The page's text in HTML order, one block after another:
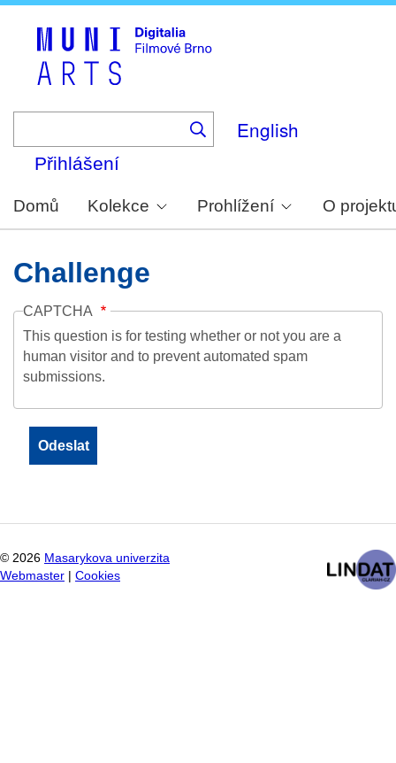
English
Přihlášení
Domů Kolekce Prohlížení O
Challenge
CAPTCHA
This question is for testing whether or not you are a
human visitor and to prevent automated spam
submissions.
© 2026 Masarykova univerzita
Webmaster
Cookies